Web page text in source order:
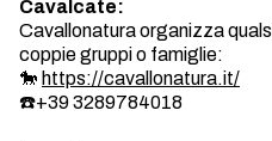
Cavalcate:
Cavallonatura organizza
coppie gruppi o famiglie:
🐎 https://cavallonatura.it/
☎️+39 3289784018